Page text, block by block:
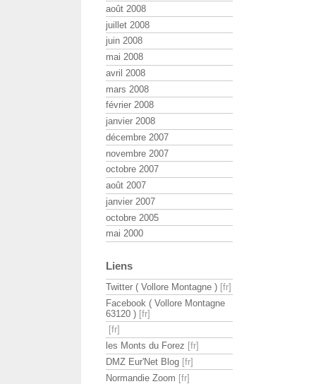
août 2008
juillet 2008
juin 2008
mai 2008
avril 2008
mars 2008
février 2008
janvier 2008
décembre 2007
novembre 2007
octobre 2007
août 2007
janvier 2007
octobre 2005
mai 2000
Liens
Twitter ( Vollore Montagne )
Facebook ( Vollore Montagne
63120 )
les Monts du Forez
DMZ Eur'Net Blog
Normandie Zoom